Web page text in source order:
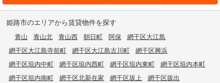
姫路市のエリアから賃貸物件を探す
青山 青山北 青山西 朝日町 阿保
網干区大江島
網干区大江島寺前町
網干区大江島古川町
網干区興浜
網干区垣内中町
網干区垣内西町 網干区垣内東町
網干区垣内本町
網干区垣内南町
網干区北新在家 網干区坂上
網干区坂出